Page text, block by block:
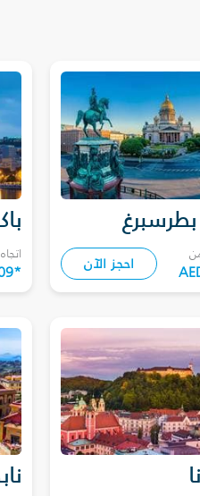
احجز الآن *